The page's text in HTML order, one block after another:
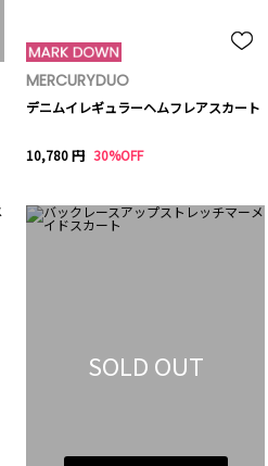
MERCURYDUO
デニムイレギュラーヘムフレアスカート
10,780 円 30%OFF
SOLD OUT